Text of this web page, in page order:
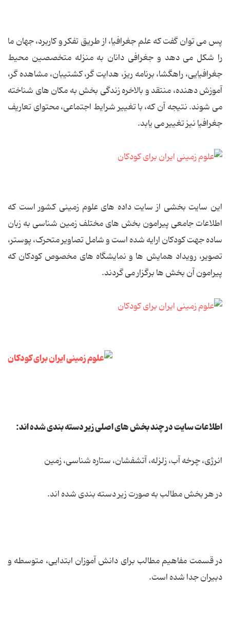
پس می توان گفت که علم جغرافیا، از طریق تفکر و کاربرد، جهان ما
را شکل می دهد و جغرافی دانان به منزله متخصصین محیط
جغرافیایی، راهگشا، برنامه ریز، هدایت گر، کشتیبان، مشاهده گر،
آموزش دهنده، منتقد و بالاخره زندگی بخش به مکان های شناخته
می شوند. نتیجه آن که، با تغییر شرایط اجتماعی، محتوای تعاریف
جغرافیا نیز تغییر می یابد.
این سایت بخشی از سایت داده های علوم زمینی کشور است که
اطلاعات جامعی پیرامون بخش های مختلف زمین شناسی به زبان
ساده جهت کودکان ارایه شده است و شامل تصاویر متحرک، پوستر،
تصویر، رویداد همایش ها و نمایشگاه های مخصوص کودکان که
پیرامون آن بخش ها برگزار می گردند.
اطلاعات سایت در چند بخش های اصلی زیر دسته بندی شده اند:
انرژی، چرخه آب، زلزله، آتشفشان، ستاره شناسی، زمین
در هر بخش مطالب به صورت زیر دسته بندی شده اند.
در قسمت مفاهیم مطالب برای دانش آموزان ابتدایی، متوسطه و
دبیران جدا شده است.